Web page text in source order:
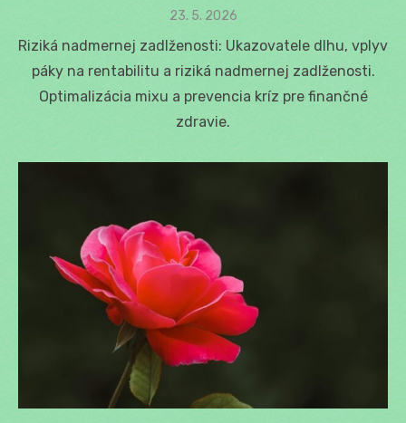
Posted
23. 5. 2026
Riziká nadmernej zadlženosti: Ukazovatele dlhu, vplyv
páky na rentabilitu a riziká nadmernej zadlženosti.
Optimalizácia mixu a prevencia kríz pre finančné
zdravie.